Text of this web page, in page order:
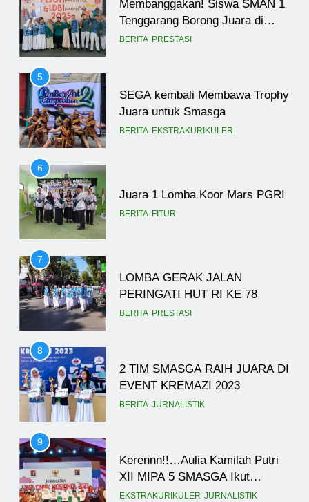
Membanggakan! Siswa SMAN 1
Tenggarang Borong Juara di
Ajang FLS3N dan LDBI
BERITA PRESTASI
5
SEGA kembali Membawa Trophy
Juara untuk Smasga
BERITA EKSTRAKURIKULER
6
Juara 1 Lomba Koor Mars PGRI
BERITA FITUR
7
LOMBA GERAK JALAN
PERINGATI HUT RI KE 78
BERITA PRESTASI
8
2 TIM SMASGA RAIH JUARA DI
EVENT KREMAZI 2023
BERITA JURNALISTIK
9
Kerennn!!…Aulia Kamilah Putri
XII MIPA 5 SMASGA Ikut
Ramaikan Acara Forum Anak
EKSTRAKURIKULER JURNALISTIK